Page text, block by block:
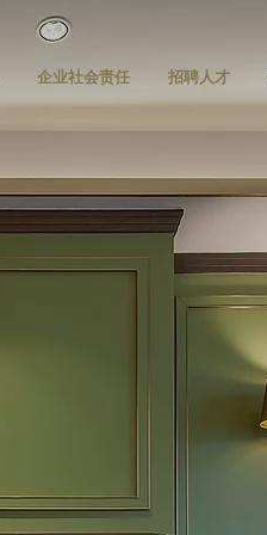
企业社会责任 招聘人才